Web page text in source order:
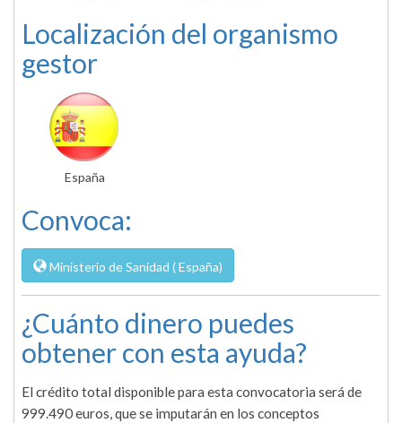
Localización del organismo
gestor
España
Convoca:
Ministerio de Sanidad ( España)
¿Cuánto dinero puedes
obtener con esta ayuda?
El crédito total disponible para esta convocatoria será de
999.490 euros, que se imputarán en los conceptos